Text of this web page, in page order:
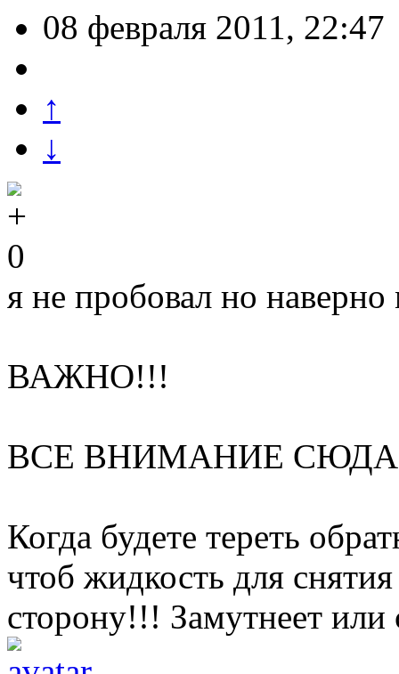
08 февраля 2011, 22:47
↑
↓
0
я не пробовал но
ВАЖНО!!!
ВСЕ ВНИМАНИЕ
Когда будете тереть
чтоб жидкость для
сторону!!! Замутнеет